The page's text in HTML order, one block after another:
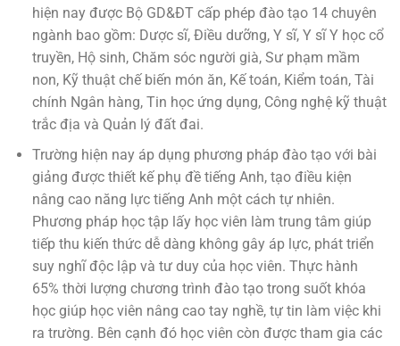
hiện nay được Bộ GD&ĐT cấp phép đào tạo 14 chuyên
ngành bao gồm: Dược sĩ, Điều dưỡng, Y sĩ, Y sĩ Y học cổ
truyền, Hộ sinh, Chăm sóc người già, Sư phạm mầm
non, Kỹ thuật chế biến món ăn, Kế toán, Kiểm toán, Tài
chính Ngân hàng, Tin học ứng dụng, Công nghệ kỹ thuật
trắc địa và Quản lý đất đai.
Trường hiện nay áp dụng phương pháp đào tạo với bài
giảng được thiết kế phụ đề tiếng Anh, tạo điều kiện
nâng cao năng lực tiếng Anh một cách tự nhiên.
Phương pháp học tập lấy học viên làm trung tâm giúp
tiếp thu kiến thức dễ dàng không gây áp lực, phát triển
suy nghĩ độc lập và tư duy của học viên. Thực hành
65% thời lượng chương trình đào tạo trong suốt khóa
học giúp học viên nâng cao tay nghề, tự tin làm việc khi
ra trường. Bên cạnh đó học viên còn được tham gia các